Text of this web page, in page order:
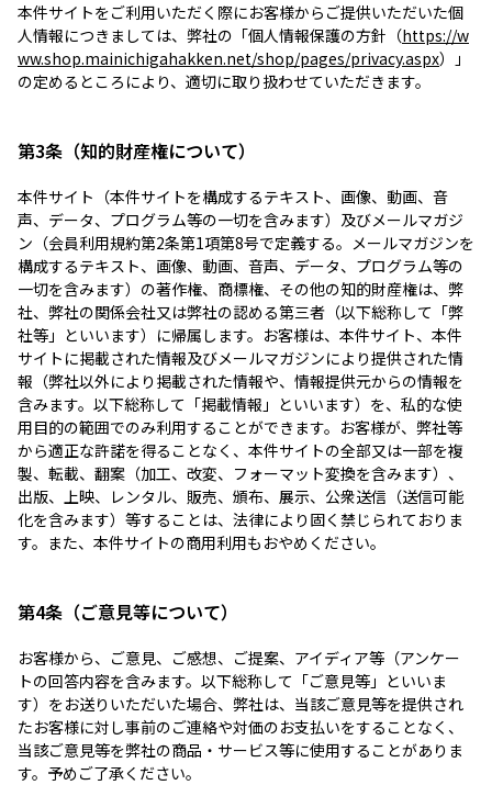
本件サイトをご利用いただく際にお客様からご提供いただいた個
人情報につきましては、弊社の「個人情報保護の方針（https://w
ww.shop.mainichigahakken.net/shop/pages/privacy.aspx）」
の定めるところにより、適切に取り扱わせていただきます。
第3条（知的財産権について）
本件サイト（本件サイトを構成するテキスト、画像、動画、音
声、データ、プログラム等の一切を含みます）及びメールマガジ
ン（会員利用規約第2条第1項第8号で定義する。メールマガジンを
構成するテキスト、画像、動画、音声、データ、プログラム等の
一切を含みます）の著作権、商標権、その他の知的財産権は、弊
社、弊社の関係会社又は弊社の認める第三者（以下総称して「弊
社等」といいます）に帰属します。お客様は、本件サイト、本件
サイトに掲載された情報及びメールマガジンにより提供された情
報（弊社以外により掲載された情報や、情報提供元からの情報を
含みます。以下総称して「掲載情報」といいます）を、私的な使
用目的の範囲でのみ利用することができます。お客様が、弊社等
から適正な許諾を得ることなく、本件サイトの全部又は一部を複
製、転載、翻案（加工、改変、フォーマット変換を含みます）、
出版、上映、レンタル、販売、頒布、展示、公衆送信（送信可能
化を含みます）等することは、法律により固く禁じられておりま
す。また、本件サイトの商用利用もおやめください。
第4条（ご意見等について）
お客様から、ご意見、ご感想、ご提案、アイディア等（アンケー
トの回答内容を含みます。以下総称して「ご意見等」といいま
す）をお送りいただいた場合、弊社は、当該ご意見等を提供され
たお客様に対し事前のご連絡や対価のお支払いをすることなく、
当該ご意見等を弊社の商品・サービス等に使用することがありま
す。予めご了承ください。